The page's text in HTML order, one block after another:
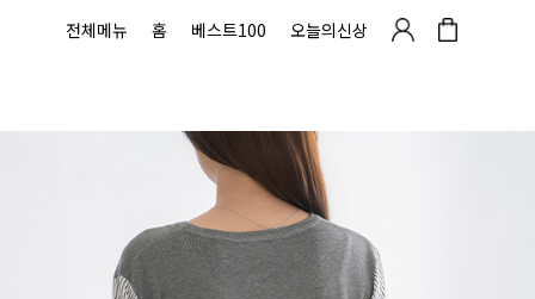
전체메뉴 홈 베스트100 오늘의신상